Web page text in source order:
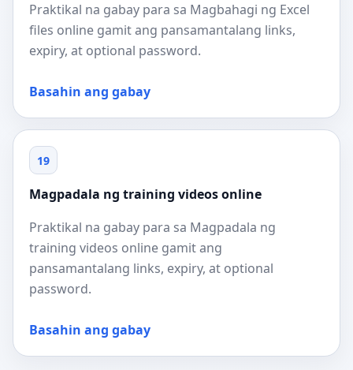
Praktikal na gabay para sa Magbahagi ng Excel
files online gamit ang pansamantalang links,
expiry, at optional password.
Basahin ang gabay
19
Magpadala ng training videos online
Praktikal na gabay para sa Magpadala ng
training videos online gamit ang
pansamantalang links, expiry, at optional
password.
Basahin ang gabay